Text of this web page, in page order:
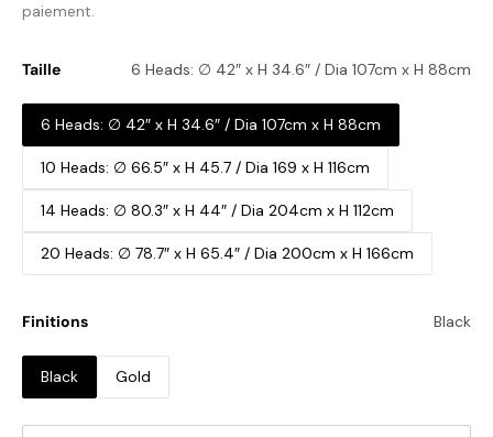
paiement.
Taille 6 Heads: ∅ 42″ x H 34.6″ / Dia 107cm x H 88cm
6 Heads: ∅ 42″ x H 34.6″ / Dia 107cm x H 88cm
10 Heads: ∅ 66.5″ x H 45.7 / Dia 169 x H 116cm
14 Heads: ∅ 80.3″ x H 44″ / Dia 204cm x H 112cm
20 Heads: ∅ 78.7″ x H 65.4″ / Dia 200cm x H 166cm
Finitions Black
Black Gold